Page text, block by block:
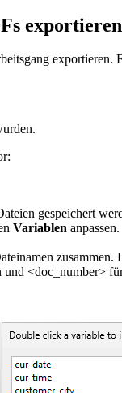
exportieren
gespeichert
Variablen anpassen.
<doc_number>